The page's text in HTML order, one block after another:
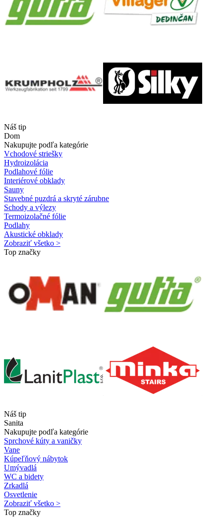
Náš tip
Dom
Nakupujte podľa kategórie
Vchodové striešky
Hydroizolácia
Podlahové fólie
Interiérové obklady
Sauny
Stavebné puzdrá a skryté zárubne
Schody a výlezy
Termoizolačné fólie
Podlahy
Akustické obklady
Zobraziť všetko >
Top značky
Náš tip
Sanita
Nakupujte podľa kategórie
Sprchové kúty a vaničky
Vane
Kúpeľňový nábytok
Umývadlá
WC a bidety
Zrkadlá
Osvetlenie
Zobraziť všetko >
Top značky